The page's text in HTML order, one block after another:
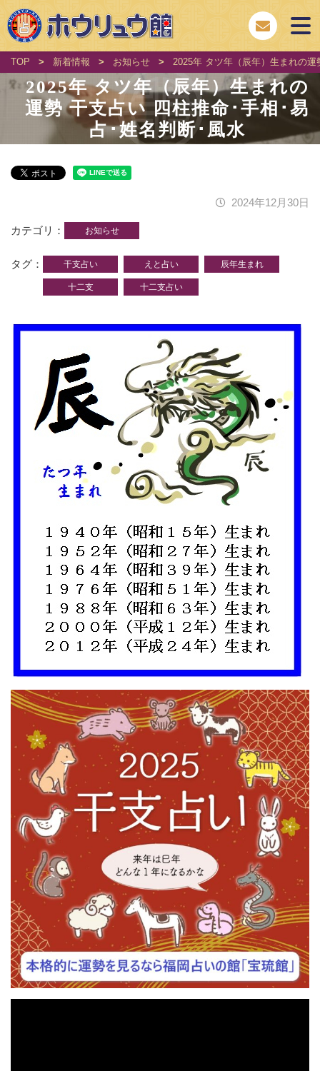
TOP > 新着情報 > お知らせ > 2025年 タツ年（辰年）生まれの
2025年 タツ年（辰年）生まれの
運勢 干支占い 四柱推命･手相･易
占･姓名判断･風水
2024年12月30日
カテゴリ お知らせ
タグ 干支占い えと占い 辰年生まれ
十二支 十二支占い